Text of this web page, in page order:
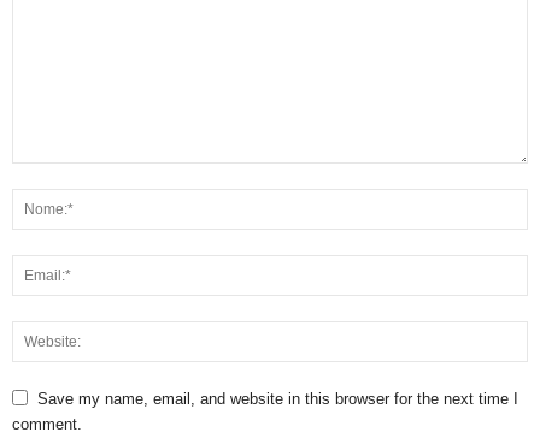
Save my name, email, and website in this browser for the next time I
comment.